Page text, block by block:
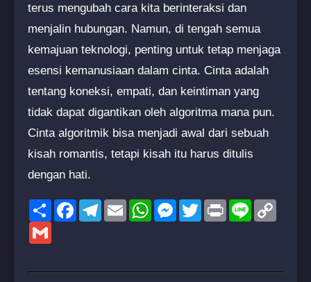
terus mengubah cara kita berinteraksi dan
menjalin hubungan. Namun, di tengah semua
kemajuan teknologi, penting untuk tetap menjaga
esensi kemanusiaan dalam cinta. Cinta adalah
tentang koneksi, empati, dan keintiman yang
tidak dapat digantikan oleh algoritma mana pun.
Cinta algoritmik bisa menjadi awal dari sebuah
kisah romantis, tetapi kisah itu harus ditulis
dengan hati.
ShareFacebookTelegram
EmailWhatsAppMessenger
TwitterPrint Line